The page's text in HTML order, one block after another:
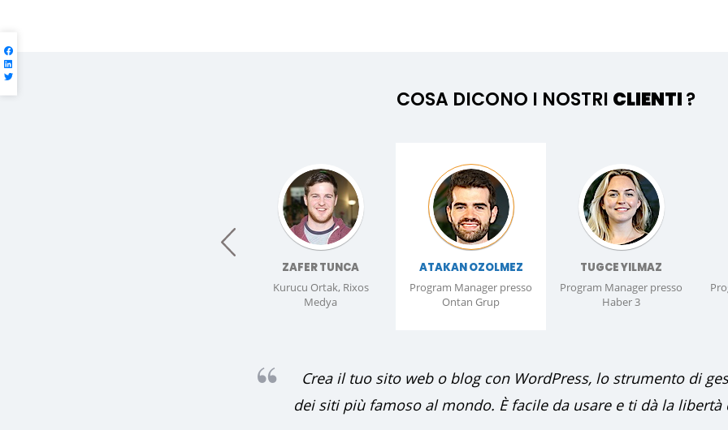
COSA DICONO I NOSTRI CLIENTI?
ZAFER TUNCA
Kurucu Ortak, Rixos
Medya
ATAKAN OZOLMEZ
Program Manager presso
Ontan Grup
TUGCE YILMAZ
Program Manager presso
Haber 3
prev
Crea il tuo sito web o blog con WordPress, lo strumento di
dei siti più famoso al mondo. È facile da usare e ti dà la libertà